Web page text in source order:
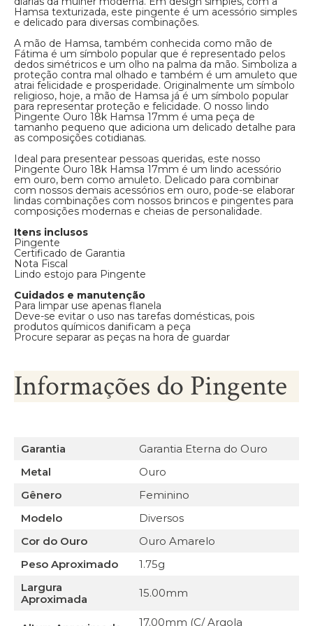
Hamsa texturizada, este pingente é um acessório simples
e delicado para diversas combinações.
A mão de Hamsa, também conhecida como mão de
Fátima é um símbolo popular que é representado pelos
dedos simétricos e um olho na palma da mão. Simboliza a
proteção contra mal olhado e também é um amuleto que
atrai felicidade e prosperidade. Originalmente um símbolo
religioso, hoje, a mão de Hamsa já é um símbolo popular
para representar proteção e felicidade. O nosso lindo
Pingente Ouro 18k Hamsa 17mm é uma peça de
tamanho pequeno que adiciona um delicado detalhe para
as composições cotidianas.
Ideal para presentear pessoas queridas, este nosso
Pingente Ouro 18k Hamsa 17mm é um lindo acessório
em ouro, bem como amuleto. Delicado para combinar
com nossos demais acessórios em ouro, pode-se elaborar
lindas combinações com nossos brincos e pingentes para
composições modernas e cheias de personalidade.
Itens inclusos
Pingente
Certificado de Garantia
Nota Fiscal
Lindo estojo para Pingente
Cuidados e manutenção
Para limpar use apenas flanela
Deve-se evitar o uso nas tarefas domésticas, pois
produtos químicos danificam a peça
Procure separar as peças na hora de guardar
Informações do Pingente
Garantia
Garantia Eterna do Ouro
Metal
Ouro
Gênero
Feminino
Modelo
Diversos
Cor do Ouro
Ouro Amarelo
Peso Aproximado
1.75g
Largura
Aproximada
15.00mm
17.00mm (C/ Argola